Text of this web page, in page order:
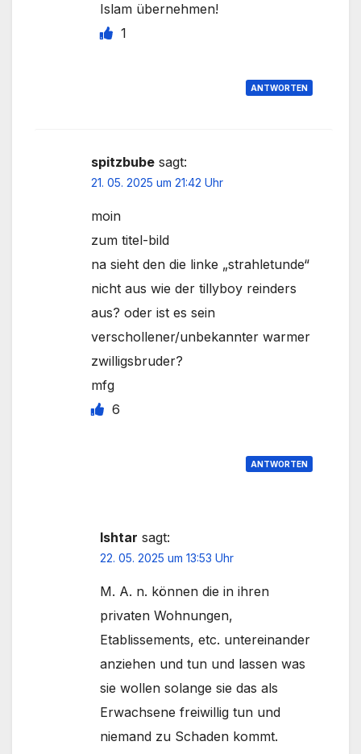
Islam übernehmen!
1
ANTWORTEN
spitzbube sagt:
21. 05. 2025 um 21:42 Uhr
moin
zum titel-bild
na sieht den die linke „strahletunde“
nicht aus wie der tillyboy reinders
aus? oder ist es sein
verschollener/unbekannter warmer
zwilligsbruder?
mfg
6
ANTWORTEN
Ishtar sagt:
22. 05. 2025 um 13:53 Uhr
M. A. n. können die in ihren
privaten Wohnungen,
Etablissements, etc. untereinander
anziehen und tun und lassen was
sie wollen solange sie das als
Erwachsene freiwillig tun und
niemand zu Schaden kommt.